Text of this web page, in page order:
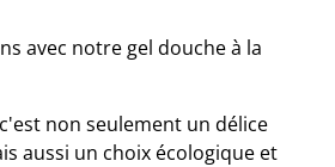
avec notre gel douche à la
non seulement un délice
aussi un choix écologique et